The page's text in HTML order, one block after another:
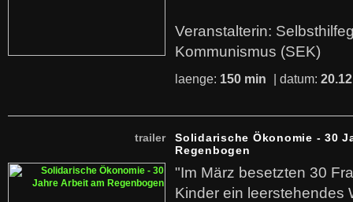
Veranstalterin:
Kommunismus (SEK)
laenge: 150 min | datum:
trailer
Solidarische Ökonomie - 30
Regenbogen
"Im März besetzten 30
Kinder ein leerstehendes